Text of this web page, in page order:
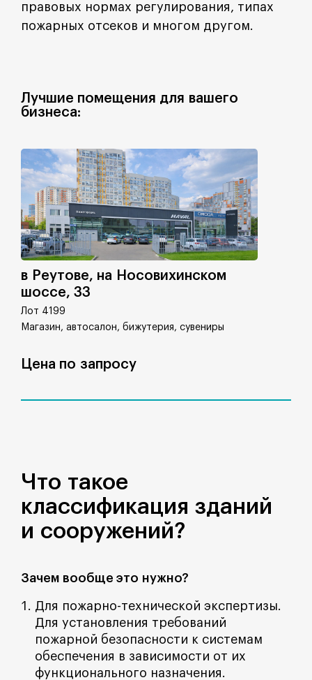
правовых нормах регулирования, типах
пожарных отсеков и многом другом.
Лучшие помещения для вашего
бизнеса:
в Реутове, на Носовихинском
шоссе, 33
Лот 4199
Магазин, автосалон, бижутерия, сувениры
Цена по запросу
Что такое
классификация зданий
и сооружений?
Зачем вообще это нужно?
Для пожарно-технической экспертизы.
Для установления требований
пожарной безопасности к системам
обеспечения в зависимости от их
функционального назначения.